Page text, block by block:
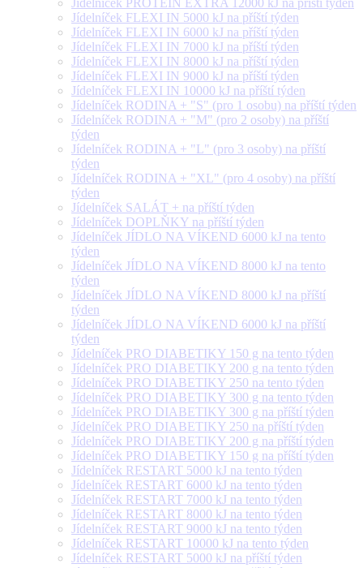
Jídelníček PROTEIN EXTRA 12000 kJ na příští týden
Jídelníček FLEXI IN 5000 kJ na příští týden
Jídelníček FLEXI IN 6000 kJ na příští týden
Jídelníček FLEXI IN 7000 kJ na příští týden
Jídelníček FLEXI IN 8000 kJ na příští týden
Jídelníček FLEXI IN 9000 kJ na příští týden
Jídelníček FLEXI IN 10000 kJ na příští týden
Jídelníček RODINA + "S" (pro 1 osobu) na příští týden
Jídelníček RODINA + "M" (pro 2 osoby) na příští
týden
Jídelníček RODINA + "L" (pro 3 osoby) na příští
týden
Jídelníček RODINA + "XL" (pro 4 osoby) na příští
týden
Jídelníček SALÁT + na příští týden
Jídelníček DOPLŇKY na příští týden
Jídelníček JÍDLO NA VÍKEND 6000 kJ na tento
týden
Jídelníček JÍDLO NA VÍKEND 8000 kJ na tento
týden
Jídelníček JÍDLO NA VÍKEND 8000 kJ na příští
týden
Jídelníček JÍDLO NA VÍKEND 6000 kJ na příští
týden
Jídelníček PRO DIABETIKY 150 g na tento týden
Jídelníček PRO DIABETIKY 200 g na tento týden
Jídelníček PRO DIABETIKY 250 na tento týden
Jídelníček PRO DIABETIKY 300 g na tento týden
Jídelníček PRO DIABETIKY 300 g na příští týden
Jídelníček PRO DIABETIKY 250 na příští týden
Jídelníček PRO DIABETIKY 200 g na příští týden
Jídelníček PRO DIABETIKY 150 g na příští týden
Jídelníček RESTART 5000 kJ na tento týden
Jídelníček RESTART 6000 kJ na tento týden
Jídelníček RESTART 7000 kJ na tento týden
Jídelníček RESTART 8000 kJ na tento týden
Jídelníček RESTART 9000 kJ na tento týden
Jídelníček RESTART 10000 kJ na tento týden
Jídelníček RESTART 5000 kJ na příští týden